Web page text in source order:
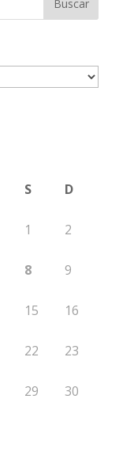
S D
1 2
8 9
15 16
22 23
29 30